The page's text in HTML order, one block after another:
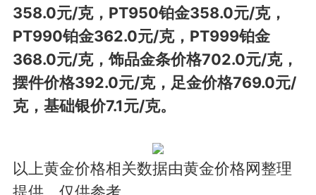
358.0元/克，PT950铂金358.0元/克，
PT990铂金362.0元/克，PT999铂金
368.0元/克，饰品金条价格702.0元/克，
摆件价格392.0元/克，足金价格769.0元/
克，基础银价7.1元/克。
以上黄金价格相关数据由黄金价格网整理